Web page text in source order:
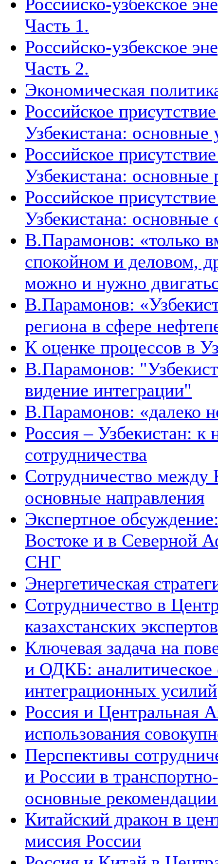
Часть 1.
Российско-узбекское
Часть 2.
Экономическая
Российское
Узбекистана:
Российское
Узбекистана: основные
Российское
Узбекистана: основные
В.Парамонов: «только
спокойном и деловом,
можно и нужно
В.Парамонов:
региона в сфере
К оценке процессов в
В.Парамонов:
видение интеграции"
В.Парамонов: «далеко
Россия – Узбекистан: к
сотрудничества
Сотрудничество между
основные направления
Экспертное
Востоке и в Северной
СНГ
Энергетическая
Сотрудничество в
казахстанских экспертов
Ключевая задача на
и ОДКБ: аналитическое
интеграционных усилий
Россия и Центральная
использования
Перспективы
и России в
основные
Китайский дракон в
миссия России